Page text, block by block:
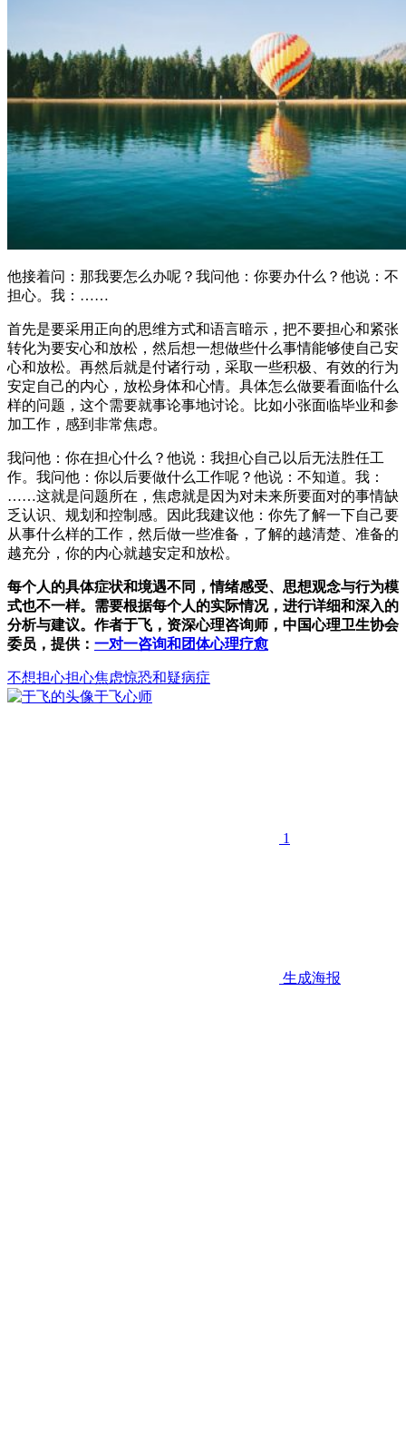
他接着问：那我要怎么办呢？我问他：你要办什么？他说：不
担心。我：……
首先是要采用正向的思维方式和语言暗示，把不要担心和紧张
转化为要安心和放松，然后想一想做些什么事情能够使自己安
心和放松。再然后就是付诸行动，采取一些积极、有效的行为
安定自己的内心，放松身体和心情。具体怎么做要看面临什么
样的问题，这个需要就事论事地讨论。比如小张面临毕业和参
加工作，感到非常焦虑。
我问他：你在担心什么？他说：我担心自己以后无法胜任工
作。我问他：你以后要做什么工作呢？他说：不知道。我：
……这就是问题所在，焦虑就是因为对未来所要面对的事情缺
乏认识、规划和控制感。因此我建议他：你先了解一下自己要
从事什么样的工作，然后做一些准备，了解的越清楚、准备的
越充分，你的内心就越安定和放松。
每个人的具体症状和境遇不同，情绪感受、思想观念与行为模
式也不一样。需要根据每个人的实际情况，进行详细和深入的
分析与建议。作者于飞，资深心理咨询师，中国心理卫生协会
委员，提供： 一对一咨询和团体心理疗愈
不想担心担心焦虑惊恐和疑病症
于飞心师
1
生成海报